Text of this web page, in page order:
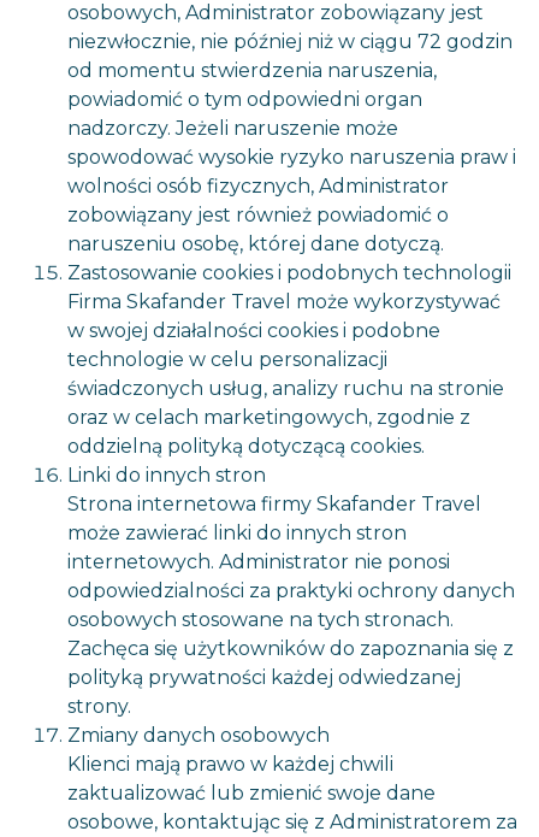
osobowych, Administrator zobowiązany jest
niezwłocznie, nie później niż w ciągu 72 godzin
od momentu stwierdzenia naruszenia,
powiadomić o tym odpowiedni organ
nadzorczy. Jeżeli naruszenie może
spowodować wysokie ryzyko naruszenia praw i
wolności osób fizycznych, Administrator
zobowiązany jest również powiadomić o
naruszeniu osobę, której dane dotyczą.
Zastosowanie cookies i podobnych technologii
Firma Skafander Travel może wykorzystywać
w swojej działalności cookies i podobne
technologie w celu personalizacji
świadczonych usług, analizy ruchu na stronie
oraz w celach marketingowych, zgodnie z
oddzielną polityką dotyczącą cookies.
Linki do innych stron
Strona internetowa firmy Skafander Travel
może zawierać linki do innych stron
internetowych. Administrator nie ponosi
odpowiedzialności za praktyki ochrony danych
osobowych stosowane na tych stronach.
Zachęca się użytkowników do zapoznania się z
polityką prywatności każdej odwiedzanej
strony.
Zmiany danych osobowych
Klienci mają prawo w każdej chwili
zaktualizować lub zmienić swoje dane
osobowe, kontaktując się z Administratorem za